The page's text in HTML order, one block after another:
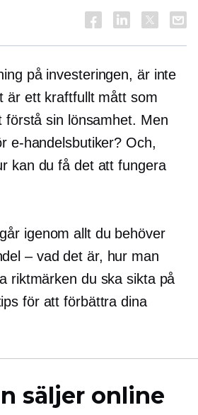
på investeringen, är inte
är ett kraftfullt mått som
förstå sin lönsamhet. Men
e-handelsbutiker? Och,
kan du få det att fungera
igenom allt du behöver
– vad det är, hur man
riktmärken du ska sikta på
för att förbättra dina
säljer online